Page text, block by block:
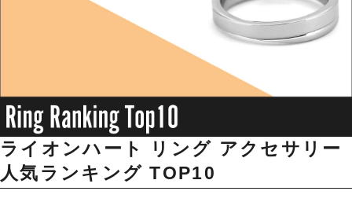
ライオンハート リング アクセサリー
人気ランキング TOP10